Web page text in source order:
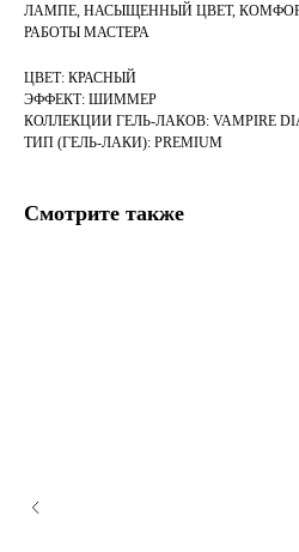
ЛАМПЕ, НАСЫЩЕННЫЙ ЦВЕТ,
РАБОТЫ МАСТЕРА
ЦВЕТ: КРАСНЫЙ
ЭФФЕКТ: ШИММЕР
КОЛЛЕКЦИИ ГЕЛЬ-ЛАКОВ: VAMPIRE
ТИП (ГЕЛЬ-ЛАКИ): PREMIUM
Смотрите также